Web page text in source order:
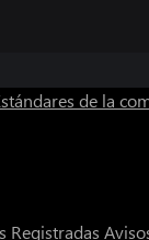
de la
Registradas